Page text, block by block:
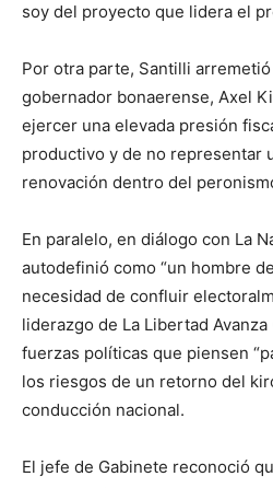
soy del proyecto que lidera el
Por otra parte, Santilli
gobernador bonaerense, Axel
ejercer una elevada presión
productivo y de no representar
renovación dentro del
En paralelo, en diálogo con La
autodefinió como “un hombre
necesidad de confluir
liderazgo de La Libertad
fuerzas políticas que piensen
los riesgos de un retorno del
conducción nacional.
El jefe de Gabinete reconoció